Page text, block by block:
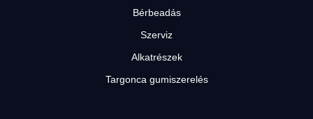
Bérbeadás
Szerviz
Alkatrészek
Targonca gumiszerelés